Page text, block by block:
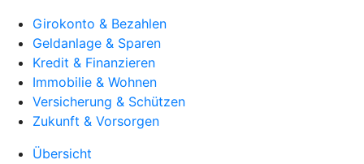
Girokonto & Bezahlen
Geldanlage & Sparen
Kredit & Finanzieren
Immobilie & Wohnen
Versicherung & Schützen
Zukunft & Vorsorgen
Übersicht